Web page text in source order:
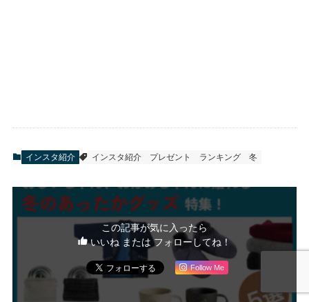
インスタ紹介 インスタ紹介 プレゼント ランキング 冬
この記事が気に入ったら
いいね または フォローしてね！
Follow Me